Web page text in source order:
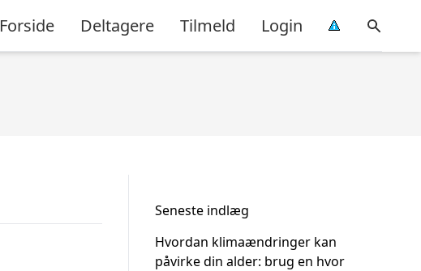
Forside Deltagere Tilmeld Login
Seneste indlæg
Hvordan klimaændringer kan
påvirke din alder: brug en hvor